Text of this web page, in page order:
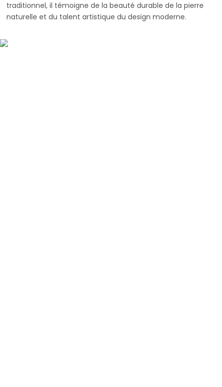
traditionnel, il témoigne de la beauté durable de la pierre
naturelle et du talent artistique du design moderne.